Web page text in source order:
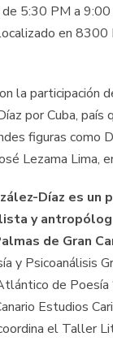
5:30 PM a 9:00
en
la participación
por Cuba, país
figuras como
Lezama Lima,
Díaz es un
y
de Gran
y Psicoanálisis
de Poesía
Estudios
el Taller